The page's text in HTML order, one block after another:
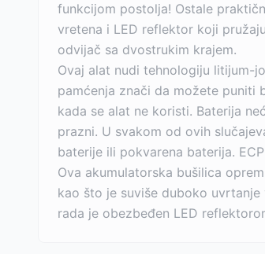
funkcijom postolja! Ostale
vretena i LED reflektor koji
odvijač sa dvostrukim krajem.
Ovaj alat nudi tehnologiju litijum-
pamćenja znači da možete puniti
kada se alat ne koristi. Baterija
prazni. U svakom od ovih
baterije ili pokvarena baterija.
Ova akumulatorska bušilica
kao što je suviše duboko
rada je obezbeđen LED